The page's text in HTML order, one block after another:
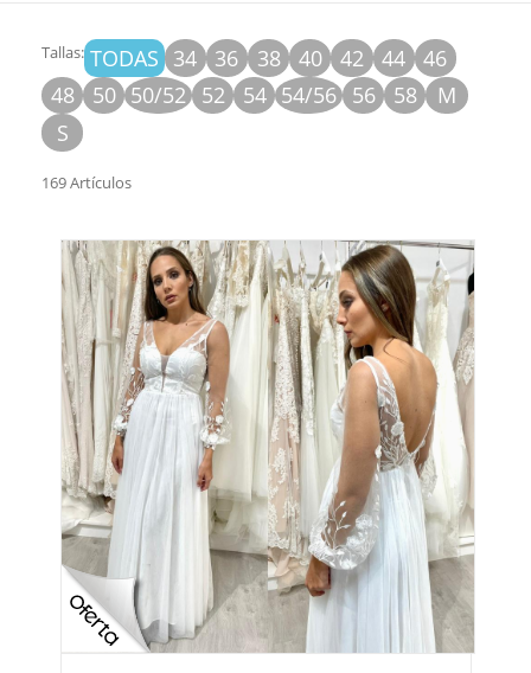
Tallas: TODAS 34 36 38 40 42 44
46
48
50 50/52 52 54 54/56 56 58
M
S
169 Artículos